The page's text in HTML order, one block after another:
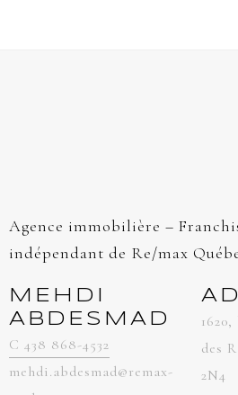
Agence immobilière –
indépendant de Re/max
MEHDI
ABDESMAD
C 438 868-4532
mehdi.abdesmad@remax-
des
2N4